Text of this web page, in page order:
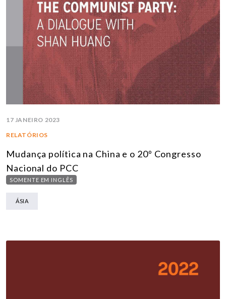
17 JANEIRO 2023
RELATÓRIOS
Mudança política na China e o 20º Congresso
Nacional do PCC
SOMENTE EM INGLÊS
ÁSIA